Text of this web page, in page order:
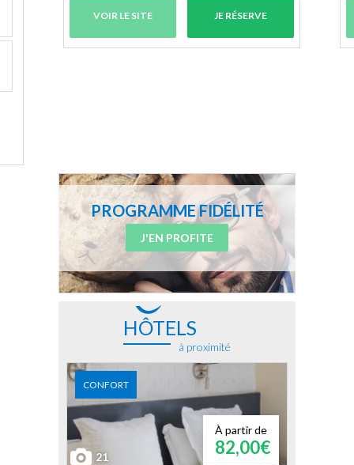
VOIR LE SITE JE RÉSERVE
PROGRAMME FIDÉLITÉ
J'EN PROFITE
HÔTELS
à proximité
À partir de
82,00€
CONFORT
21